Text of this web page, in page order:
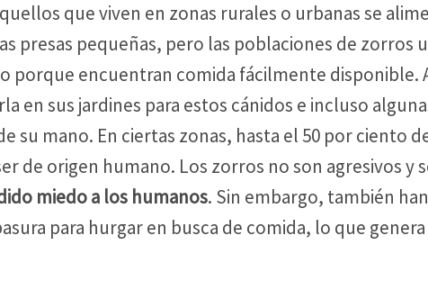
que viven en zonas rurales o urbanas se
presas pequeñas, pero las poblaciones de zorros
porque encuentran comida fácilmente disponible.
en sus jardines para estos cánidos e incluso
su mano. En ciertas zonas, hasta el 50 por ciento
de origen humano. Los zorros no son agresivos y
miedo a los humanos. Sin embargo, también
para hurgar en busca de comida, lo que